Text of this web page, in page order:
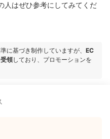
人はぜひ参考にしてみてくだ
に基づき制作していますが、 EC
領しており、プロモーションを